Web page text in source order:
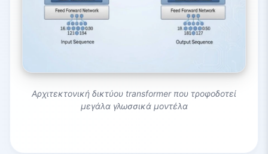
Αρχιτεκτονική δικτύου transformer που τροφοδοτεί
μεγάλα γλωσσικά μοντέλα